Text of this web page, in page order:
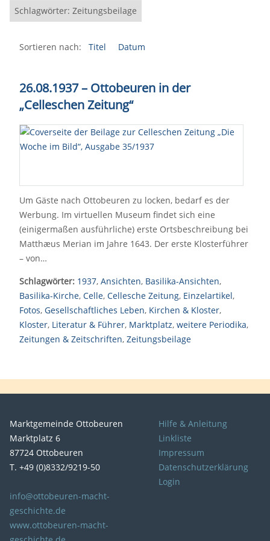
Schlagwörter: Zeitungsbeilage
Sortieren nach: Titel Datum
26.08.1937 – Ottobeuren in der
„Celleschen Zeitung“
Um Gäste nach Ottobeuren zu locken, bedarf es der
Werbung. Im virtuellen Museum findet sich eine
(einigermaßen ausführliche) erste Ortsbeschreibung bei
Matthæus Merian im Jahre 1643. Der erste Klosterführer
– von…
Schlagwörter: 1937, Ansichten, Basilika-Ansichten,
Basilika-Kirche, Celle, Cellesche Zeitung, Einzelartikel,
Fotos, Gesellschaftliches Leben, Kirchen & Kloster,
Kloster, Literatur & Führer, Marktplatz, weitere Periodika,
Zeitungen & Zeitschriften, Zeitungsbeilage
Marktgemeinde Ottobeuren
Marktplatz 6
87724 Ottobeuren
T. +49 (0)8332/9219-50
info@ottobeuren-macht-
geschichte.de
www.ottobeuren-macht-
Hilfe & Anleitung
Linkliste
Impressum
Datenschutzerklärung
Login